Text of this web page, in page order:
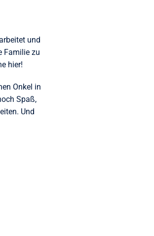
und
Familie zu
hier!
Onkel in
Spaß,
Und